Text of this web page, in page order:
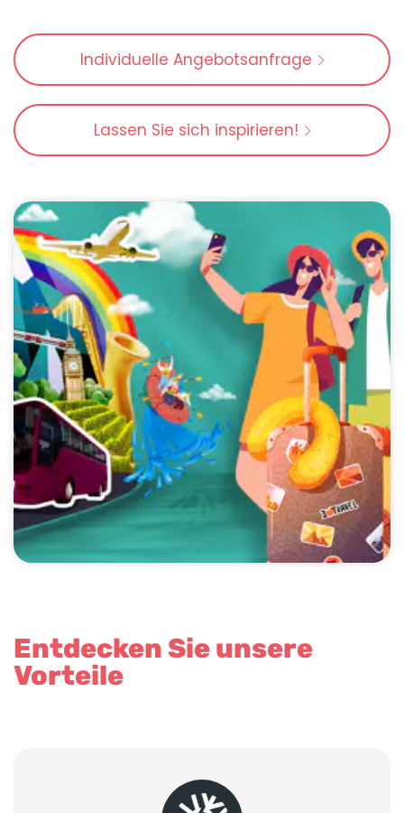
Individuelle Angebotsanfrage
Lassen Sie sich inspirieren!
Entdecken Sie unsere
Vorteile